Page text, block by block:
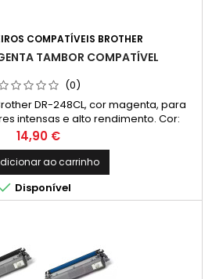
COMPATÍVEIS BROTHER
TAMBOR COMPATÍVEL
(0)
DR-248CL, cor magenta, para
intensas e alto rendimento. Cor:
30,000 Páginas* *Rendimento
com base na norma ISO/IEC 24711
O rendimento real varia
base no conteúdo das páginas
e noutros factores.)
Preço
14,90 €
ao carrinho
 Disponível